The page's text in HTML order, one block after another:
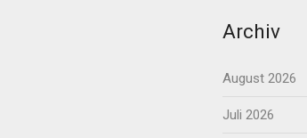
Archiv
August 2026
Juli 2026